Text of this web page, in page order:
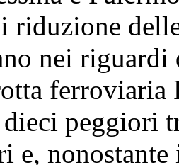
riduzione
nei
dieci peggiori
e,